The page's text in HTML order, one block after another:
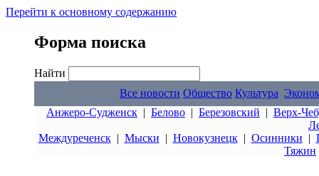
Перейти к основному содержанию
Форма поиска
Найти
Все новости Общество Культура
Анжеро-Судженск | Белово | Березовский | Верх-
Междуреченск| Мыски | Новокузнецк| Осинники |
Тяжин